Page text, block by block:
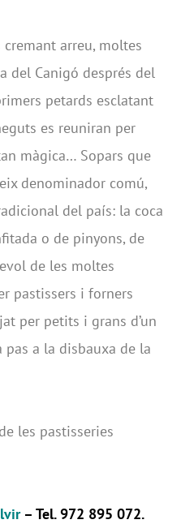
arreu, moltes
del Canigó després del
petards esclatant
es reuniran per
màgica… Sopars que
denominador comú,
del país: la coca
o de pinyons, de
de les moltes
pastissers i forners
per petits i grans d’un
pas a la disbauxa de la
les pastisseries
– Tel. 972 895 072.